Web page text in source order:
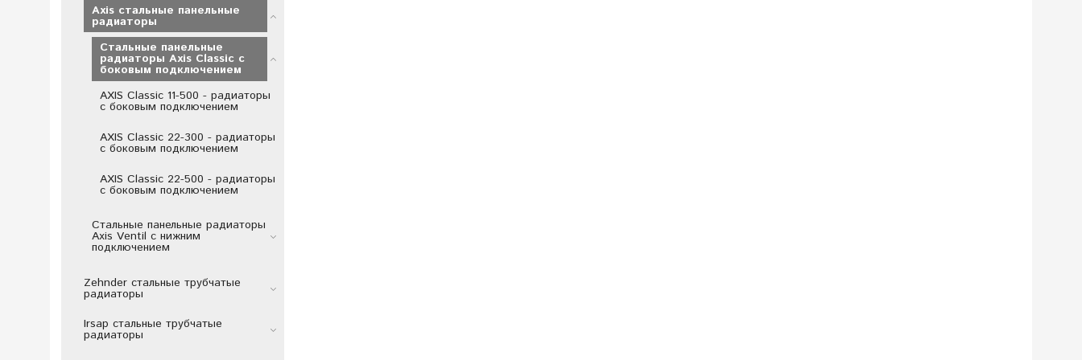
Axis стальные панельные
радиаторы
Стальные панельные
радиаторы Axis Classic с
боковым подключением
AXIS Classic 11-500 - радиаторы
с боковым подключением
AXIS Classic 22-300 - радиаторы
с боковым подключением
AXIS Classic 22-500 - радиаторы
с боковым подключением
Стальные панельные радиаторы
Axis Ventil с нижним
подключением
Zehnder стальные трубчатые
радиаторы
Irsap стальные трубчатые
радиаторы